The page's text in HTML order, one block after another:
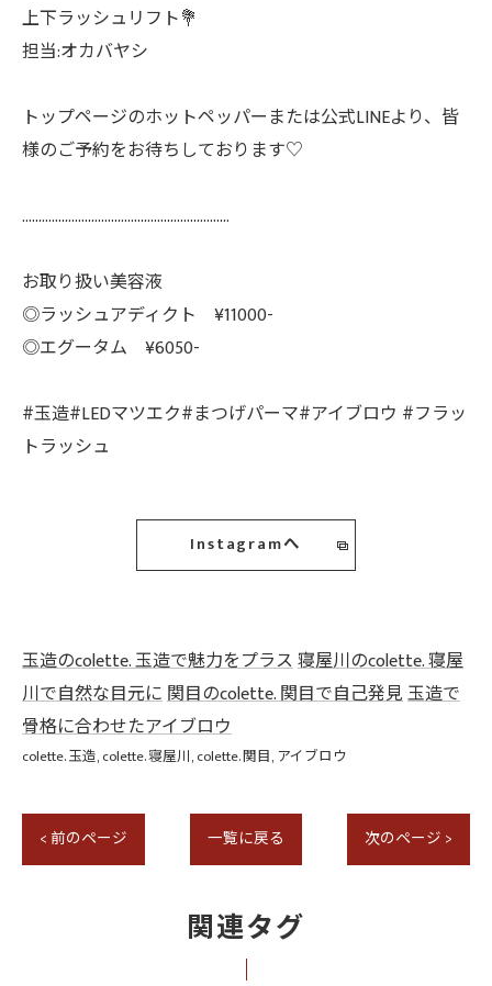
上下ラッシュリフト💐
担当:オカバヤシ
トップページのホットペッパーまたは公式LINEより、皆
様のご予約をお待ちしております♡
………………………………………………………
お取り扱い美容液
◎ラッシュアディクト ¥11000-
◎エグータム ¥6050-
#玉造#LEDマツエク#まつげパーマ#アイブロウ #フラッ
トラッシュ
Instagramへ
玉造のcolette. 玉造で魅力をプラス寝屋川のcolette. 寝屋
川で自然な目元に関目のcolette. 関目で自己発見玉造で
骨格に合わせたアイブロウ
colette. 玉造 colette. 寝屋川 colette. 関目 アイブロウ
< 前のページ 一覧に戻る 次のページ >
関連タグ